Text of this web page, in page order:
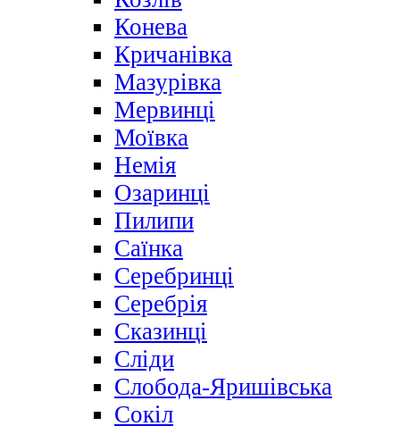
Конева
Кричанівка
Мазурівка
Мервинці
Моївка
Немія
Озаринці
Пилипи
Саїнка
Серебринці
Серебрія
Сказинці
Сліди
Слобода-Яришівська
Сокіл